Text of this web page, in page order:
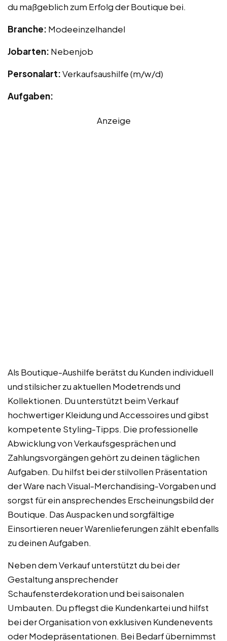
du maßgeblich zum Erfolg der Boutique bei.
Branche: Modeeinzelhandel
Jobarten: Nebenjob
Personalart:Verkaufsaushilfe (m/w/d)
Aufgaben:
Anzeige
Als Boutique-Aushilfe berätst du Kunden individuell
und stilsicher zu aktuellen Modetrends und
Kollektionen. Du unterstützt beim Verkauf
hochwertiger Kleidung und Accessoires und gibst
kompetente Styling-Tipps. Die professionelle
Abwicklung von Verkaufsgesprächen und
Zahlungsvorgängen gehört zu deinen täglichen
Aufgaben. Du hilfst bei der stilvollen Präsentation
der Ware nach Visual-Merchandising-Vorgaben und
sorgst für ein ansprechendes Erscheinungsbild der
Boutique. Das Auspacken und sorgfältige
Einsortieren neuer Warenlieferungen zählt ebenfalls
zu deinen Aufgaben.
Neben dem Verkauf unterstützt du bei der
Gestaltung ansprechender
Schaufensterdekoration und bei saisonalen
Umbauten. Du pflegst die Kundenkartei und hilfst
bei der Organisation von exklusiven Kundenevents
oder Modepräsentationen. Bei Bedarf übernimmst